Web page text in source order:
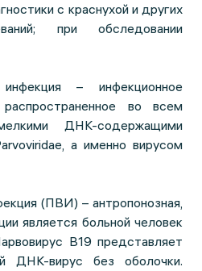
с краснухой и других
при обследовании
– инфекционное
во всем
ДНК-содержащими
а именно вирусом
(ПВИ) – антропонозная,
является больной человек
В19 представляет
ДНК-вирус без оболочки.